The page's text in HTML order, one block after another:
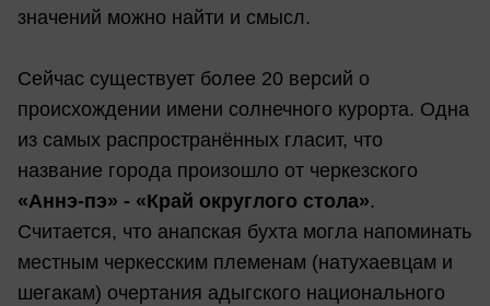
значений можно найти и смысл.
Сейчас существует более 20 версий о
происхождении имени солнечного курорта. Одна
из самых распространённых гласит, что
название города произошло от черкезского
«Аннэ-пэ» - «Край округлого стола».
Считается, что анапская бухта могла напоминать
местным черкесским племенам (натухаевцам и
шегакам) очертания адыгского национального